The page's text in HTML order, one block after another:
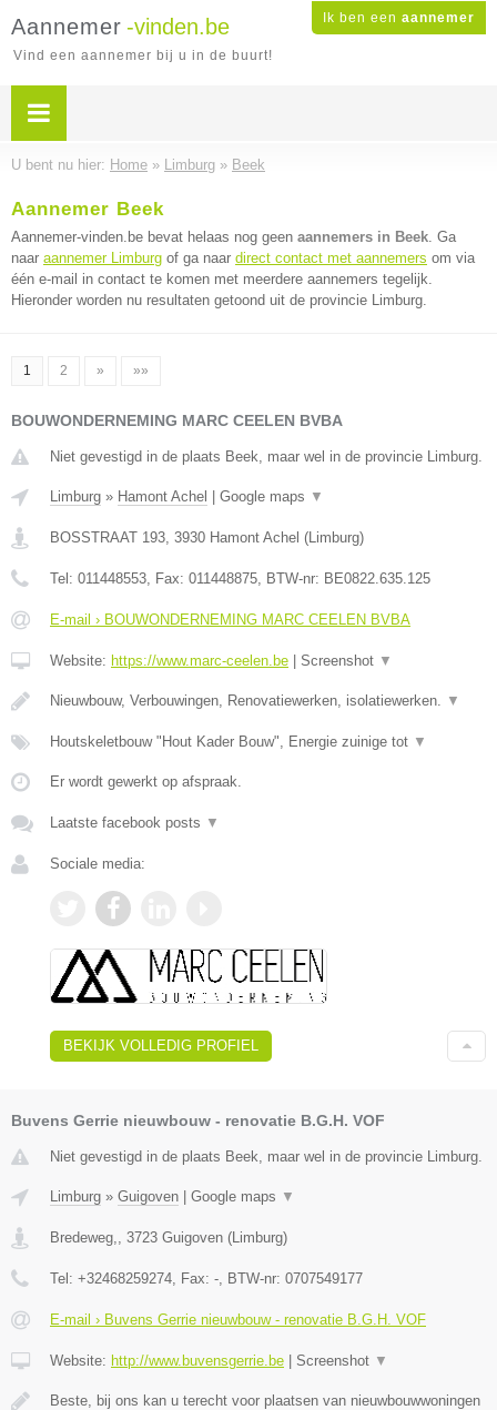
Ik ben een aannemer
Aannemer -vinden.be
Vind een aannemer bij u in de buurt!
U bent nu hier: Home » Limburg » Beek
Aannemer Beek
Aannemer-vinden.be bevat helaas nog geen aannemers in Beek. Ga
naar aannemer Limburg of ga naar direct contact met aannemers om via
één e-mail in contact te komen met meerdere aannemers tegelijk.
Hieronder worden nu resultaten getoond uit de provincie Limburg.
1 2 » »»
BOUWONDERNEMING MARC CEELEN BVBA
Niet gevestigd in de plaats Beek, maar wel in de provincie Limburg.
Limburg » Hamont Achel Google maps ▼
BOSSTRAAT 193, 3930 Hamont Achel (Limburg)
Tel: 011448553, Fax: 011448875, BTW-nr: BE0822.635.125
E-mail › BOUWONDERNEMING MARC CEELEN BVBA
Website: https://www.marc-ceelen.be Screenshot ▼
Nieuwbouw, Verbouwingen, Renovatiewerken, isolatiewerken. ▼
Houtskeletbouw "Hout Kader Bouw", Energie zuinige tot ▼
Er wordt gewerkt op afspraak.
Laatste facebook posts ▼
Sociale media:
BEKIJK VOLLEDIG PROFIEL
Buvens Gerrie nieuwbouw - renovatie B.G.H. VOF
Niet gevestigd in de plaats Beek, maar wel in de provincie Limburg.
Limburg » Guigoven | Google maps ▼
Bredeweg, 3723 Guigoven (Limburg)
Tel: +32468259274 , Fax: - , BTW-nr: 0707549177
E-mail › Buvens Gerrie nieuwbouw - renovatie B.G.H. VOF
Website: http://www.buvensgerrie.be | Screenshot ▼
Beste, bij ons kan u terecht voor plaatsen van nieuwbouwwoningen